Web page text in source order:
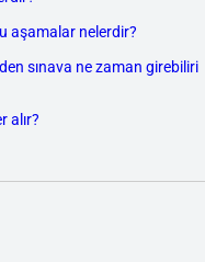
aşamalar nelerdir?
sınava ne zaman girebiliri
alır?